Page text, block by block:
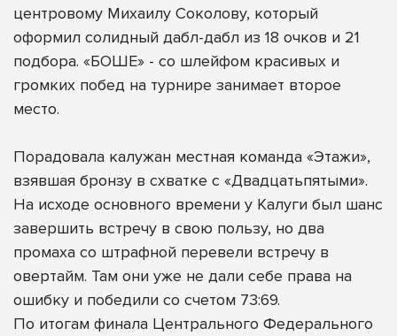
центровому Михаилу Соколову, который
оформил солидный дабл-дабл из 18 очков и 21
подбора. «БОШЕ» - со шлейфом красивых и
громких побед на турнире занимает второе
место.
Порадовала калужан местная команда «Этажи»,
взявшая бронзу в схватке с «Двадцатьпятыми».
На исходе основного времени у Калуги был шанс
завершить встречу в свою пользу, но два
промаха со штрафной перевели встречу в
овертайм. Там они уже не дали себе права на
ошибку и победили со счетом 73:69.
По итогам финала Центрального Федерального